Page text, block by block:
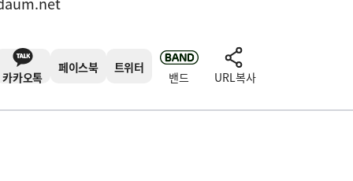
카카오톡
페이스북 트위터
밴드 URL복사